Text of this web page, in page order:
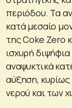
περιόδου. Τα
κατά μεσαίο
της Coke Zero
ισχυρή
αναψυκτικά
αύξηση,
νερού και των